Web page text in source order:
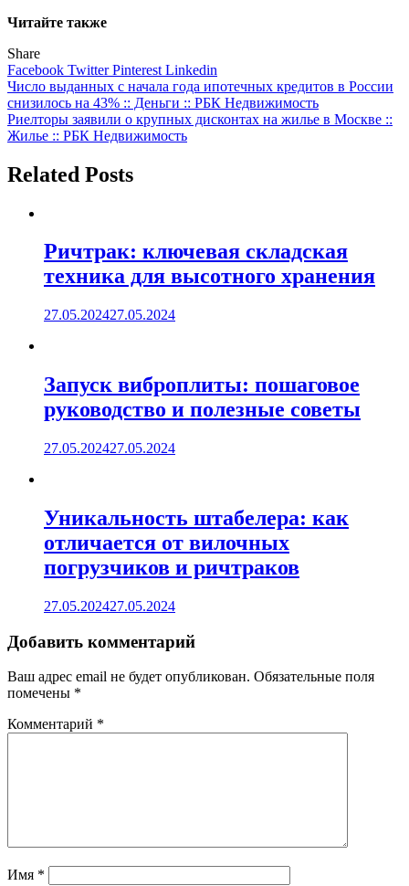
Читайте также
Share
Facebook TwitterPinterest Linkedin
Навигация
по
записям
Число выданных с начала года ипотечных кредитов в России
снизилось на 43% :: Деньги :: РБК Недвижимость
Риелторы заявили о крупных дисконтах на жилье в Москве ::
Жилье :: РБК Недвижимость
Related Posts
Ричтрак: ключевая складская
техника для высотного хранения
27.05.202427.05.2024
Запуск виброплиты: пошаговое
руководство и полезные советы
27.05.202427.05.2024
Уникальность штабелера: как
отличается от вилочных
погрузчиков и ричтраков
27.05.202427.05.2024
Добавить комментарий
Ваш адрес email не будет опубликован. Обязательные поля
помечены *
Комментарий *
Имя *